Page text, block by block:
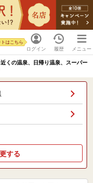
ログイン
はこちら
履歴 メニュー
くの温泉、日帰り温泉、スーパー
する